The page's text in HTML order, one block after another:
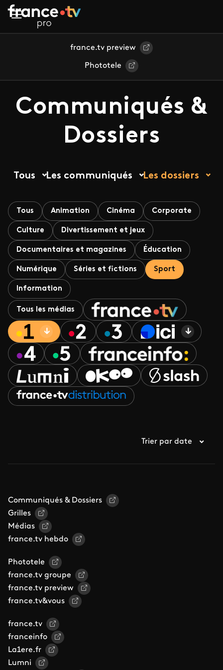
Aller au contenu principal
france.tv preview
Phototele
Communiqués &
Dossiers
Tous Les communiqués Les dossiers
Tous Animation Cinéma Corporate
Culture Divertissement et jeux
Documentaires et magazines Éducation
Numérique Séries et fictions Sport
Information
Tous les médias
Trier par date
Communiqués & Dossiers
Grilles
Médias
france.tv hebdo
Phototele
france.tv groupe
france.tv preview
france.tv&vous
france.tv
franceinfo
La1ere.fr
Lumni